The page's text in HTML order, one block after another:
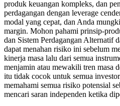
produk keuangan kompleks, dan
perdagangan dengan leverage
modal yang cepat, dan Anda
margin. Mohon pahami prinsip-
dan Sistem Perdagangan Alternatif
dapat menahan risiko ini sebelum
kinerja masa lalu dari semua
menjamin atau mewakili tren masa
itu tidak cocok untuk semua
memahami semua risiko potensial
mencari saran independen ketika